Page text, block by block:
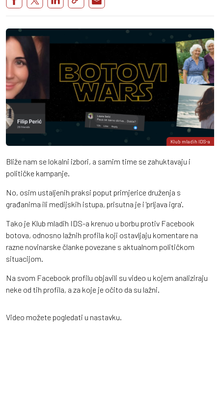
Klub mladih IDS-a
Bliže nam se lokalni izbori, a samim time se zahuktavaju i
političke kampanje.
No, osim ustaljenih praksi poput primjerice druženja s
građanima ili medijskih istupa, prisutna je i 'prljava igra'.
Tako je Klub mladih IDS-a krenuo u borbu protiv Facebook
botova, odnosno lažnih profila koji ostavljaju komentare na
razne novinarske članke povezane s aktualnom političkom
situacijom.
Na svom Facebook profilu objavili su video u kojem analiziraju
neke od tih profila, a za koje je očito da su lažni.
Video možete pogledati u nastavku.